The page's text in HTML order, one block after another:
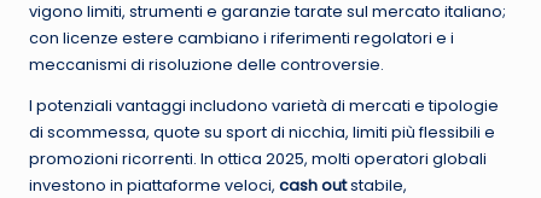
vigono limiti, strumenti e garanzie tarate sul mercato italiano;
con licenze estere cambiano i riferimenti regolatori e i
meccanismi di risoluzione delle controversie.
I potenziali vantaggi includono varietà di mercati e tipologie
di scommessa, quote su sport di nicchia, limiti più flessibili e
promozioni ricorrenti. In ottica 2025, molti operatori globali
investono in piattaforme veloci, cash outstabile,